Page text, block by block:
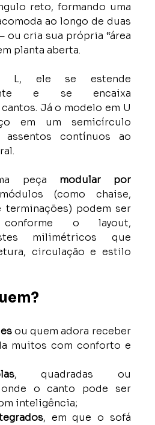
reto, formando uma
ao longo de duas
ou cria sua própria “área
planta aberta.
L, ele se estende
e se encaixa
Já o modelo em U
em um semicírculo
assentos contínuos ao
peça modular por
(como chaise,
terminações) podem ser
conforme o layout,
milimétricos que
circulação e estilo
ou quem adora receber
muitos com conforto e
, quadradas ou
onde o canto pode ser
inteligência;
, em que o sofá